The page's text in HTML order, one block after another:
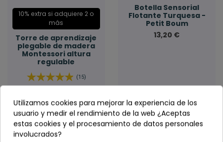
10% extra si adquiere 2 o
más
Torre de aprendizaje
plegable de madera
Montessori altura
regulable
(15)
Elegir variante
Botella Sensorial
Flotante Turquesa -
Petit Boum
13,20 €
Añadir al carrito
-39,01 €
Utilizamos cookies para mejorar la experiencia de los
usuario y medir el rendimiento de la web ¿Aceptas
estas cookies y el procesamiento de datos personales
involucrados?